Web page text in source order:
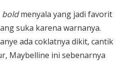
boldmenyala yang jadi favorit
suka karena warnanya.
ada coklatnya dikit, cantik
Maybelline ini sebenarnya